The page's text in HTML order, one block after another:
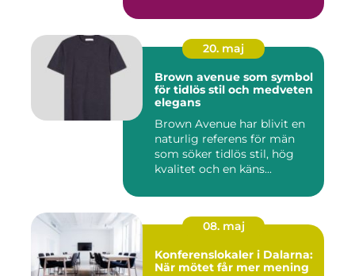
20. maj
Brown avenue som symbol
för tidlös stil och medveten
elegans
Brown Avenue har blivit en
naturlig referens för män
som söker tidlös stil, hög
kvalitet och en käns...
08. maj
Konferenslokaler i Dalarna:
När mötet får mer mening